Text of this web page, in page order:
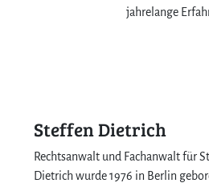
jahrelange
Steffen Dietrich
Rechtsanwalt und Fachanwalt für
Dietrich wurde 1976 in Berlin